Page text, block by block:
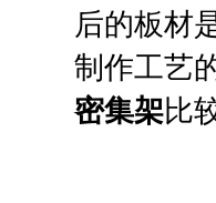
后的板材
制作工艺
密集架比